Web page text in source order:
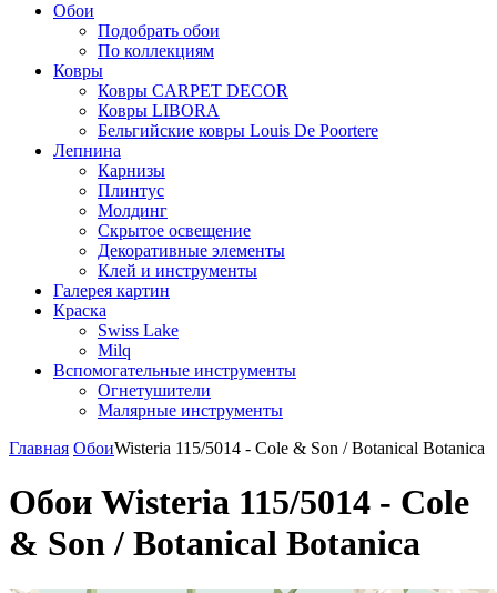
Обои
Подобрать обои
По коллекциям
Ковры
Ковры CARPET DECOR
Ковры LIBORA
Бельгийские ковры Louis De Poortere
Лепнина
Карнизы
Плинтус
Молдинг
Скрытое освещение
Декоративные элементы
Клей и инструменты
Галерея картин
Краска
Swiss Lake
Milq
Вспомогательные инструменты
Огнетушители
Малярные инструменты
Главная ОбоиWisteria 115/5014 - Cole & Son / Botanical Botanica
Обои Wisteria 115/5014 - Cole
& Son / Botanical Botanica